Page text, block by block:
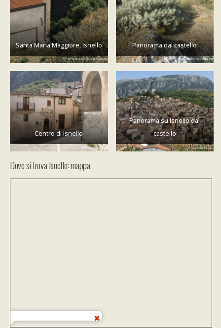
Santa Maria Maggiore, Isnello Panorama dal castello
Centro di Isnello
Panorama su Isnello dal
castello
Dove si trova Isnello: mappa